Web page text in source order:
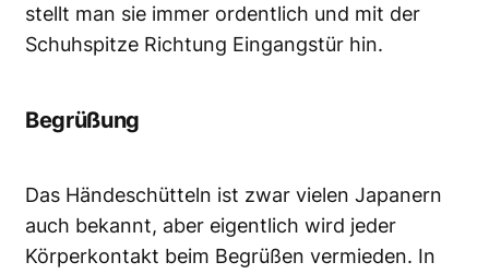
stellt man sie immer ordentlich und mit der
Schuhspitze Richtung Eingangstür hin.
Begrüßung
Das Händeschütteln ist zwar vielen Japanern
auch bekannt, aber eigentlich wird jeder
Körperkontakt beim Begrüßen vermieden. In